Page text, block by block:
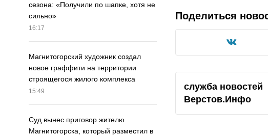
сезона: «Получили по шапке, хотя не
сильно»
16:17
Магнитогорский художник создал
новое граффити на территории
строящегося жилого комплекса
15:49
Суд вынес приговор жителю
Магнитогорска, который разместил в
Поделиться
служба новостей
Верстов.Инфо